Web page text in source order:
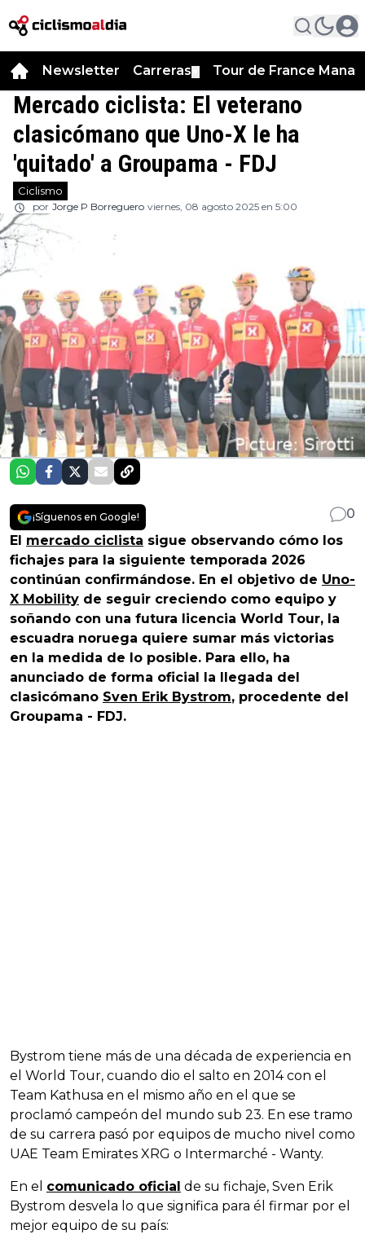
Newsletter Carreras Tour de France
Mercado ciclista: El veterano
clasicómano que Uno-X le ha
'quitado' a Groupama - FDJ
Ciclismo
por Jorge P Borreguero viernes, 08 agosto 2025 en 5:00
¡Síguenos en Google!
0
El mercado ciclista sigue observando cómo los
fichajes para la siguiente temporada 2026
continúan confirmándose. En el objetivo de Uno-
X Mobility de seguir creciendo como equipo y
soñando con una futura licencia World Tour, la
escuadra noruega quiere sumar más victorias
en la medida de lo posible. Para ello, ha
anunciado de forma oficial la llegada del
clasicómano Sven Erik Bystrom, procedente del
Groupama - FDJ.
Bystrom tiene más de una década de experiencia en
el World Tour, cuando dio el salto en 2014 con el
Team Kathusa en el mismo año en el que se
proclamó campeón del mundo sub 23. En ese tramo
de su carrera pasó por equipos de mucho nivel como
UAE Team Emirates XRG o Intermarché - Wanty.
En el comunicado oficial de su fichaje, Sven Erik
Bystrom desvela lo que significa para él firmar por el
mejor equipo de su país: